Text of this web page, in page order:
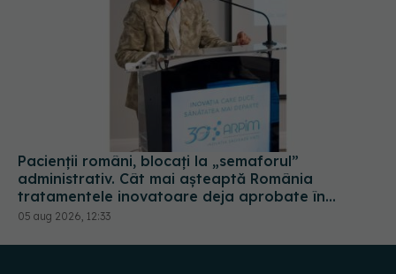
Pacienții români, blocați la „semaforul”
administrativ. Cât mai așteaptă România
tratamentele inovatoare deja aprobate în
Europa
05 aug 2026, 12:33